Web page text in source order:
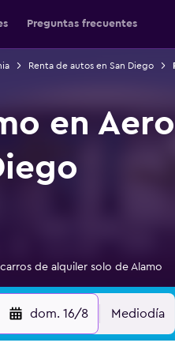
Preguntas frecuentes
Renta de autos en San Diego
en
de alquiler solo de Alamo
dom. 16/8 Mediodía